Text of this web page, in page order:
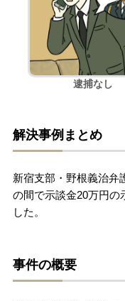
接見・面会
刑事事件を示
弁護士紹介
弁護士費用
解決実績
逮捕なし
解決事例まとめ
新宿支部・野根義治弁
の間で示談金20万円の
した。
事件の概要